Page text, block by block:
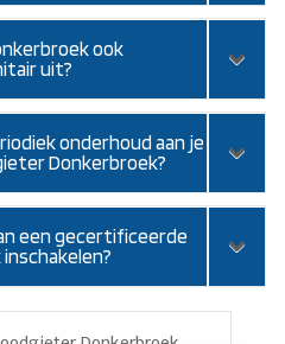
ook
uit?
onderhoud aan je
Donkerbroek?
een gecertificeerde